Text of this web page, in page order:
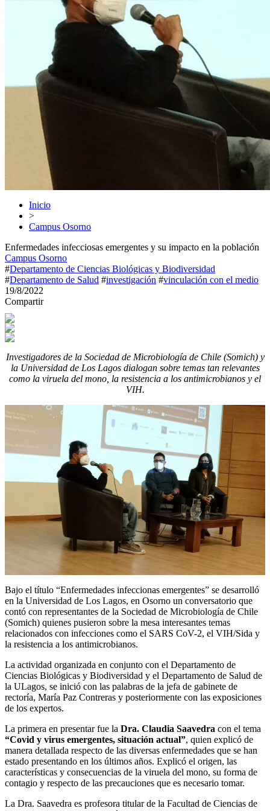
Inicio
>
Campus Osorno
Enfermedades infecciosas emergentes y su impacto en la población
Campus Osorno
#Departamento de Ciencias Biológicas y Biodiversidad
#Departamento de Salud #investigación #vinculación con el medio
19/8/2022
Compartir
Investigadores de la Sociedad de Microbiología de Chile (Somich) y
la Universidad de Los Lagos dialogan sobre temas tan relevantes
como la viruela del mono, la resistencia a los antimicrobianos y el
VIH.
Bajo el título “Enfermedades infeccionas emergentes” se desarrolló
en la Universidad de Los Lagos, en Osorno un conversatorio que
contó con representantes de la Sociedad de Microbiología de Chile
(Somich) quienes pusieron sobre la mesa interesantes temas
relacionados con infecciones como el SARS CoV-2, el VIH/Sida y
la resistencia a los antimicrobianos.
La actividad organizada en conjunto con el Departamento de
Ciencias Biológicas y Biodiversidad y el Departamento de Salud de
la ULagos, se inició con las palabras de la jefa de gabinete de
rectoría, María Paz Contreras y posteriormente con las exposiciones
de los expertos.
La primera en presentar fue la Dra. Claudia Saavedra con el tema
“Covid y virus emergentes, situación actual”, quien explicó de
manera detallada respecto de las diversas enfermedades que se han
estado presentando en los últimos años. Explicó el origen, las
características y consecuencias de la viruela del mono, su forma de
contagio y respecto de las precauciones que es necesario tomar.
La Dra. Saavedra es profesora titular de la Facultad de Ciencias de